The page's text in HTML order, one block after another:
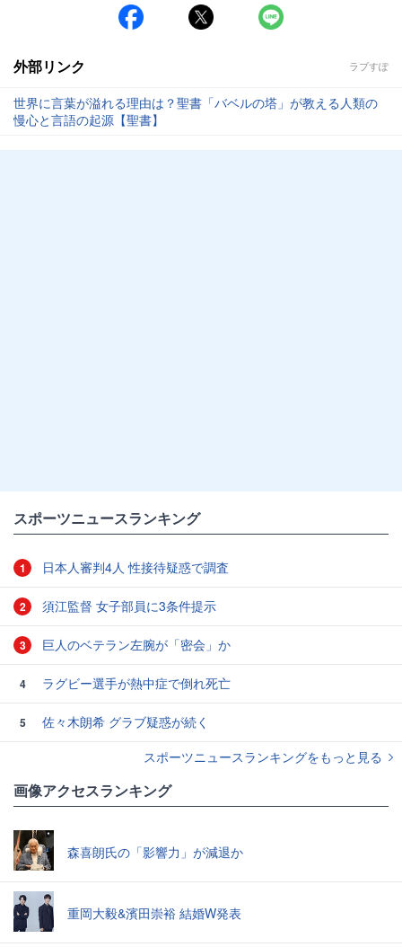
外部リンク ラブすぽ
世界に言葉が溢れる理由は？聖書「バベルの塔」が教える人類の
慢心と言語の起源【聖書】
スポーツニュースランキング
1 日本人審判4人 性接待疑惑で調査
2 須江監督 女子部員に3条件提示
3 巨人のベテラン左腕が「密会」か
4 ラグビー選手が熱中症で倒れ死亡
5
佐々木朗希 グラブ疑惑が続く
スポーツニュースランキングをもっと見る
画像アクセスランキング
森喜朗氏の「影響力」が減退か
重岡大毅&濱田崇裕 結婚W発表